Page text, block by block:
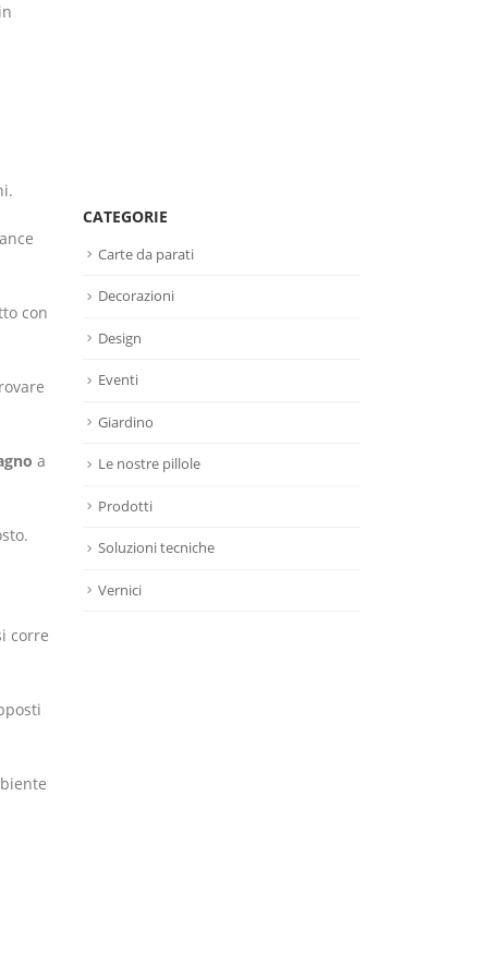
con
a
corre
CATEGORIE
Carte da parati
Decorazioni
Design
Eventi
Giardino
Le nostre pillole
Prodotti
Soluzioni tecniche
Vernici